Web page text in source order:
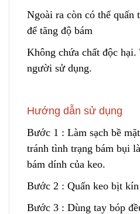
Ngoài ra còn có thể quấn
để tăng độ bám
Không chứa chất độc
người sử dụng.
Hướng dẫn sử dụng
Bước 1 : Làm sạch bề
tránh tình trạng bám bụi
bám dính của keo.
Bước 2 : Quấn keo bịt kín
Bước 3 : Dùng tay bóp